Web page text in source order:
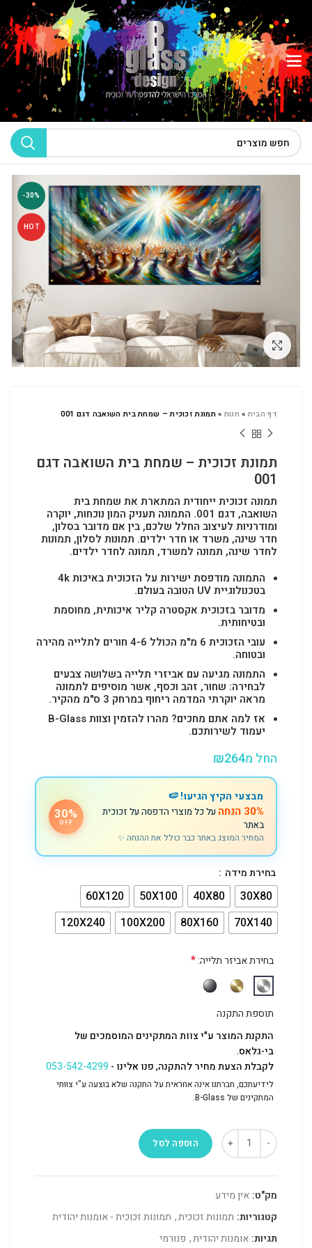
-30%
HOT
לחץ להגדלה
דף הבית» חנות»תמונת זכוכית – שמחת בית השואבה דגם 001
תמונת זכוכית – שמחת בית השואבה דגם
001
תמונה זכוכית ייחודית המתארת את שמחת בית
השואבה, דגם 001. התמונה תעניק המון נוכחות, יוקרה
ומודרניות לעיצוב החלל שלכם, בין אם מדובר בסלון,
חדר שינה, משרד או חדר ילדים. תמונות לסלון, תמונות
לחדר שינה, תמונה למשרד, תמונה לחדר ילדים.
התמונה מודפסת ישירות על הזכוכית באיכות 4k
בטכנולוגיית UV הטובה בעולם.
מדובר בזכוכית אקסטרה קליר איכותית, מחוסמת
ובטיחותית.
עובי הזכוכית 6 מ"מ הכולל 4-6 חורים לתלייה מהירה
ובטוחה.
התמונה מגיעה עם אביזרי תלייה בשלושה צבעים
לבחירה: שחור, זהב וכסף, אשר מוסיפים לתמונה
מראה יוקרתי המדמה ריחוף במרחק 3 ס"מ מהקיר.
אז למה אתם מחכים? מהרו להזמין וצוות B-Glass
יעמוד לשירותכם.
החל מ ₪264
מבצעי הקיץ הגיעו! 🍉
30% הנחה
על כל מוצרי הדפסה על זכוכית
באתר
המחיר המוצג באתר כבר כולל את ההנחה ✨
30%
OFF
בחירת מידה
30X80
40X80
50X100
60X120
70X140
80X160
100X200
120X240
בחירת אביזר תלייה:*
תוספת התקנה
התקנת המוצר ע"י צוות המתקינים המוסמכים של
בי-גלאס.
לקבלת הצעת מחיר להתקנה, פנו אלינו -053-542-4299
לידיעתכם, חברתנו אינה אחראית על התקנה שלא בוצעה ע"י צוותי
המתקינים של B-Glass.
הוספה לסל
מק"ט: אין מידע
קטגוריות: תמונות זכוכית, תמונות זכוכית - אומנות יהודית
תגיות: אומנות יהודית, פנורמי